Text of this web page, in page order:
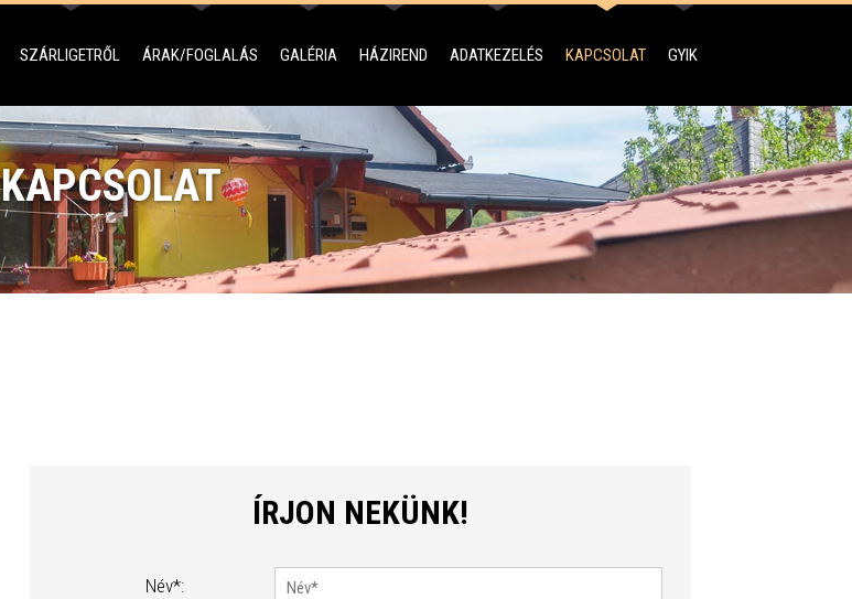
SZÁRLIGETRŐL ÁRAK/FOGLALÁS GALÉRIA HÁZIREND ADATKEZELÉS KAPCSOLAT GYIK
KAPCSOLAT
ÍRJON NEKÜNK!
Név*: